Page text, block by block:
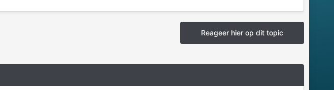
Reageer hier op dit topic